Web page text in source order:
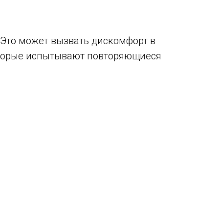
может вызвать дискомфорт в
испытывают повторяющиеся